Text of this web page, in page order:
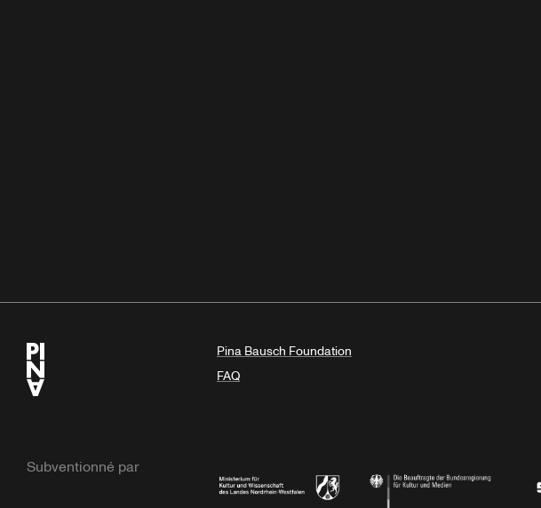
Pina Bausch Foundation
FAQ
Subventionné par